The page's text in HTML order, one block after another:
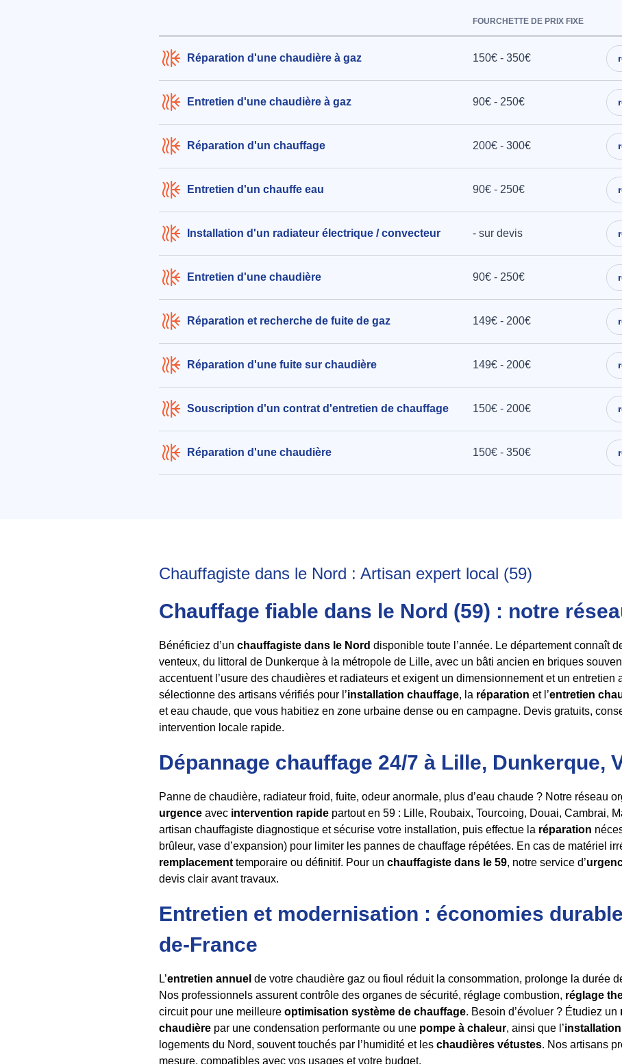
FOURCHETTE DE PRIX FIXE
Réparation d'une chaudière à gaz 150€ - 350€
Entretien d'une chaudière à gaz 90€ - 250€
Réparation d'un chauffage 200€ - 300€
Entretien d'un chauffe eau 90€ - 250€
Installation d'un radiateur électrique / convecteur - sur devis
Entretien d'une chaudière 90€ - 250€
Réparation et recherche de fuite de gaz 149€ - 200€
Réparation d'une fuite sur chaudière 149€ - 200€
Souscription d'un contrat d'entretien de chauffage 150€ - 200€
Réparation d'une chaudière 150€ - 350€
Chauffagiste dans le Nord : Artisan expert local (59)
Chauffage fiable dans le Nord (59) : notre
Bénéficiez d’un chauffagiste dans le Nord disponible toute l’année. Le département connaît
venteux, du littoral de Dunkerque à la métropole de Lille, avec un bâti ancien en briques
accentuent l’usure des chaudières et radiateurs et exigent un dimensionnement et un entretien
sélectionne des artisans vérifiés pour l’installation chauffage, la réparation et l’entretien
et eau chaude, que vous habitiez en zone urbaine dense ou en campagne. Devis gratuits,
intervention locale rapide.
Dépannage chauffage 24/7 à Lille, Dunkerque,
Panne de chaudière, radiateur froid, fuite, odeur anormale, plus d’eau chaude ? Notre réseau
urgence avec intervention rapide partout en 59 : Lille, Roubaix, Tourcoing, Douai, Cambrai,
artisan chauffagiste diagnostique et sécurise votre installation, puis effectue la réparation
brûleur, vase d’expansion) pour limiter les pannes de chauffage répétées. En cas de matériel
remplacement temporaire ou définitif. Pour un chauffagiste dans le 59, notre service d’
devis clair avant travaux.
Entretien et modernisation : économies
de-France
L’entretien annuel de votre chaudière gaz ou fioul réduit la consommation, prolonge la durée
Nos professionnels assurent contrôle des organes de sécurité, réglage combustion, réglage
circuit pour une meilleure optimisation système de chauffage. Besoin d’évoluer ? Étudiez un
chaudière par une condensation performante ou une pompe à chaleur, ainsi que l’
logements du Nord, souvent touchés par l’humidité et les chaudières vétustes. Nos artisans
mesure, compatibles avec vos usages et votre budget.